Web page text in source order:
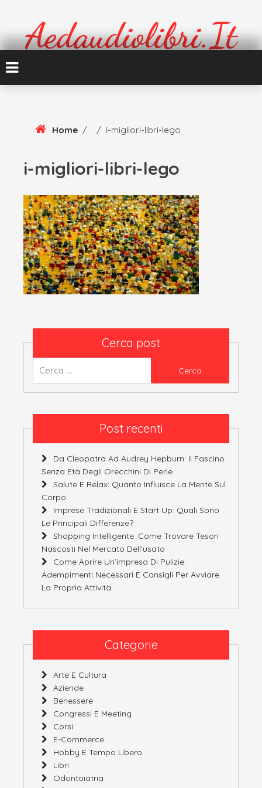
Aedaudiolibri.it
Home / / i-migliori-libri-lego
i-migliori-libri-lego
Cerca post
Post recenti
Da Cleopatra Ad Audrey Hepburn: Il Fascino
Senza Età Degli Orecchini Di Perle
Salute E Relax: Quanto Influisce La Mente Sul
Corpo
Imprese Tradizionali E Start Up: Quali Sono
Le Principali Differenze?
Shopping Intelligente: Come Trovare Tesori
Nascosti Nel Mercato Dell’usato
Come Aprire Un’impresa Di Pulizie:
Adempimenti Necessari E Consigli Per Avviare
La Propria Attività
Categorie
Arte E Cultura
Aziende
Benessere
Congressi E Meeting
Corsi
E-Commerce
Hobby E Tempo Libero
Libri
Odontoiatria